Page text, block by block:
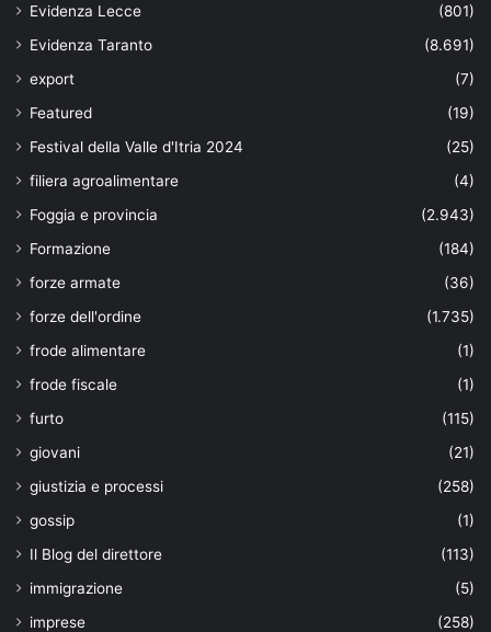
Evidenza Lecce
(801)
Evidenza Taranto
(8.691)
export
(7)
Featured
(19)
Festival della Valle d'Itria 2024
(25)
filiera agroalimentare
(4)
Foggia e provincia
(2.943)
Formazione
(184)
forze armate
(36)
forze dell'ordine
(1.735)
frode alimentare
(1)
frode fiscale
(1)
furto
(115)
giovani
(21)
giustizia e processi
(258)
gossip
(1)
Il Blog del direttore
(113)
immigrazione
(5)
imprese
(258)